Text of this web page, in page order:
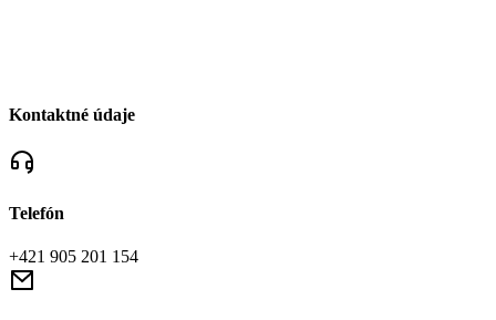
Kontaktné údaje
Telefón
+421 905 201 154